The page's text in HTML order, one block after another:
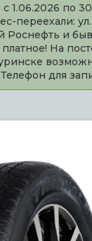
1.06.2026 по
и
На
для